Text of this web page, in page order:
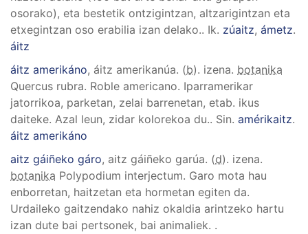
osorako), eta bestetik ontzigintzan, altzarigintzan eta
etxegintzan oso erabilia izan delako.. Ik. zúaitz, ámetz.
áitz
áitz amerikáno, áitz amerikanúa. (b). izena. botanika
Quercus rubra. Roble americano. Iparramerikar
jatorrikoa, parketan, zelai barrenetan, etab. ikus
daiteke. Azal leun, zidar kolorekoa du.. Sin. amérikaitz.
áitz amerikáno
aitz gáiñeko gáro, aitz gáiñeko garúa. (d). izena.
botanika Polypodium interjectum. Garo mota hau
enborretan, haitzetan eta hormetan egiten da.
Urdaileko gaitzendako nahiz okaldia arintzeko hartu
izan dute bai pertsonek, bai animaliek. .